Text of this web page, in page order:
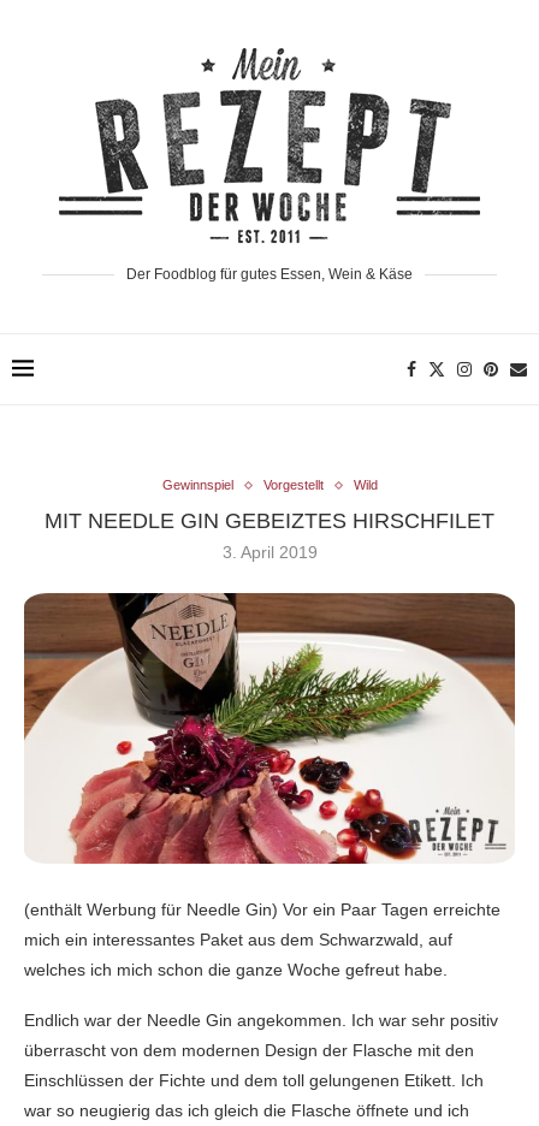
Der Foodblog für gutes Essen, Wein & Käse
Gewinnspiel Vorgestellt Wild
MIT NEEDLE GIN GEBEIZTES HIRSCHFILET
3. April 2019
(enthält Werbung für Needle Gin) Vor ein Paar Tagen erreichte
mich ein interessantes Paket aus dem Schwarzwald, auf
welches ich mich schon die ganze Woche gefreut habe.
Endlich war der Needle Gin angekommen. Ich war sehr positiv
überrascht von dem modernen Design der Flasche mit den
Einschlüssen der Fichte und dem toll gelungenen Etikett. Ich
war so neugierig das ich gleich die Flasche öffnete und ich